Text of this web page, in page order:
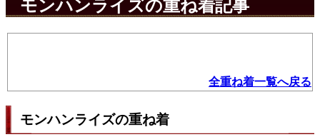
モンハンライズの重ね着記事
全重ね着一覧へ戻る
モンハンライズの重ね着